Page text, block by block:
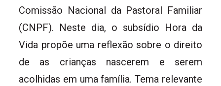
Comissão Nacional da Pastoral Familiar
(CNPF). Neste dia, o subsídio Hora da
Vida propõe uma reflexão sobre o direito
de as crianças nascerem e serem
acolhidas em uma família. Tema relevante